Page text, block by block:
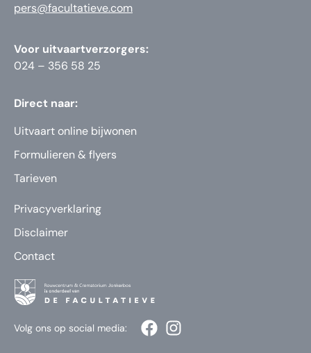
pers@facultatieve.com
Voor uitvaartverzorgers:
024 – 356 58 25
Direct naar:
Uitvaart online bijwonen
Formulieren & flyers
Tarieven
Privacyverklaring
Disclaimer
Contact
Volg ons op social media: